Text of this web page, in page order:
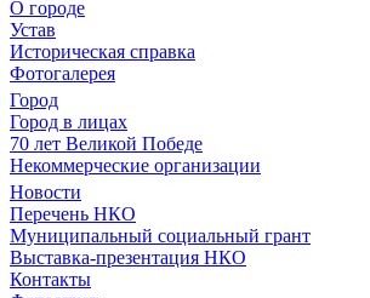
О городе
Устав
Историческая справка
Фотогалерея
Город
Город в лицах
70 лет Великой Победе
Некоммерческие организации
Новости
Перечень НКО
Муниципальный социальный грант
Выставка-презентация НКО
Контакты